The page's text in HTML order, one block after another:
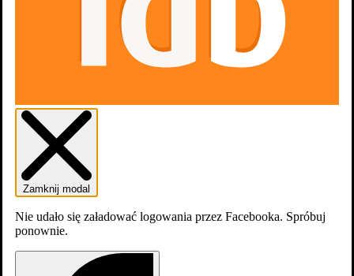
Zamknij modal
Nie udało się załadować logowania przez Facebooka. Spróbuj
ponownie.